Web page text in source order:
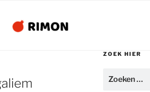
ZOEK HIER
naar: